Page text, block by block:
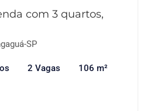
com 3 quartos,
SP
2 Vagas 106 m²